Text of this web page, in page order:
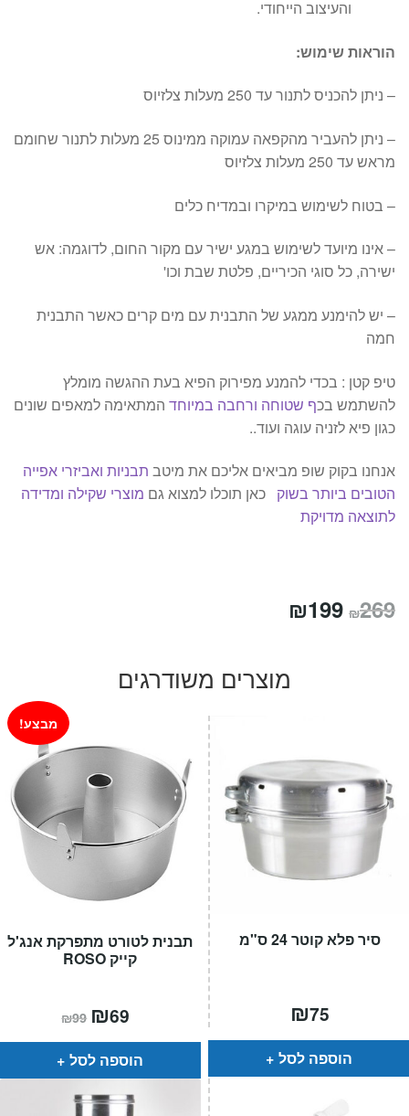
והעיצוב הייחודי.
הוראות שימוש:
– ניתן להכניס לתנור עד 250 מעלות צלזיוס
– ניתן להעביר מהקפאה עמוקה ממינוס 25 מעלות לתנור שחומם
מראש עד 250 מעלות צלזיוס
– בטוח לשימוש במיקרו ובמדיח כלים
– אינו מיועד לשימוש במגע ישיר עם מקור החום, לדוגמה: אש
ישירה, כל סוגי הכיריים, פלטת שבת וכו'
– יש להימנע ממגע של התבנית עם מים קרים כאשר התבנית
חמה
טיפ קטן : בכדי להמנע מפירוק הפיא בעת ההגשה מומלץ
להשתמש בכף שטוחה ורחבה במיוחד המתאימה למאפים שונים
כגון פיא לזניה עוגה ועוד..
אנחנו בקוק שופ מביאים אליכם את מיטב תבניות ואביזרי אפייה
הטובים ביותר בשוק כאן תוכלו למצוא גם מוצרי שקילה ומדידה
לתוצאה מדויקת
₪269 המחיר
₪199
הוא:
מוצרים משודרגים
תבנית לטורט מתפרקת אנג'ל
קייק ROSO
מבצע!
₪99 המחיר
המקורי
היה:
₪99.
₪69
הוא:
הוספה לסל
סיר פלא קוטר 24 ס"מ
₪75
הוספה לסל